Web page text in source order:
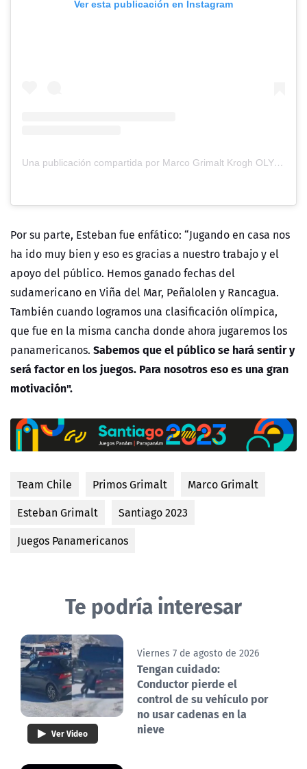
Ver esta publicación en Instagram
Una publicación compartida por Marco Grimalt Krogh OLY (@marcogrimalt)
Por su parte, Esteban fue enfático: “Jugando en casa nos
ha ido muy bien y eso es gracias a nuestro trabajo y el
apoyo del público. Hemos ganado fechas del
sudamericano en Viña del Mar, Peñalolen y Rancagua.
También cuando logramos una clasificación olímpica,
que fue en la misma cancha donde ahora jugaremos los
panamericanos. Sabemos que el público se hará sentir y
será factor en los juegos. Para nosotros eso es una gran
motivación".
Team Chile Primos Grimalt
Marco Grimalt
Esteban Grimalt
Santiago 2023
Juegos Panamericanos
Te podría interesar
Ver Video
Viernes 7 de agosto de 2026
Tengan cuidado:
Conductor pierde el
control de su vehículo por
no usar cadenas en la
nieve